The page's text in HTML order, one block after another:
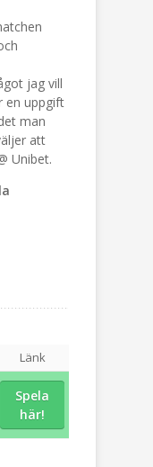
jag vill
en uppgift
man
att
Unibet.
Länk
Spela
här!